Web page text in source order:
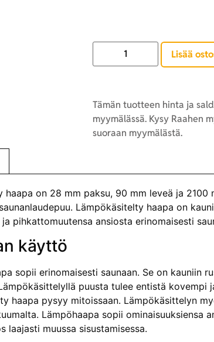
Lisää
Tämän tuotteen hinta ja
myymälässä. Kysy Raahen
suoraan myymälästä.
on 28 mm paksu, 90 mm leveä ja 2100
Lämpökäsitelty haapa on
pihkattomuutensa ansiosta erinomaisesti
käyttö
sopii erinomaisesti saunaan. Se on kauniin
puusta tulee entistä kovempi
haapa pysyy mitoissaan. Lämpökäsittelyn
Lämpöhaapa sopii ominaisuuksiensa
muussa sisustamisessa.